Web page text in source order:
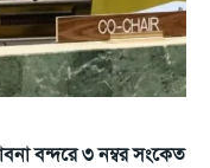
বন্দরে ৩ নম্বর সংকেত